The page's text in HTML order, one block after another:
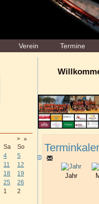
Verein Termine
> »
Sa
So
4
5
11
12
18
19
25
26
1 2
Jahr